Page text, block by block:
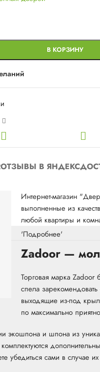
В КОРЗИНУ
ОТЗЫВЫ В ЯНДЕКС
Интернет-магазин
выполненные из
любой квартиры и
'Подробнее'
Zadoor —
Торговая марка
спела
выходящие из-под
по максимально
экошпона и шпона из
сами в случае их